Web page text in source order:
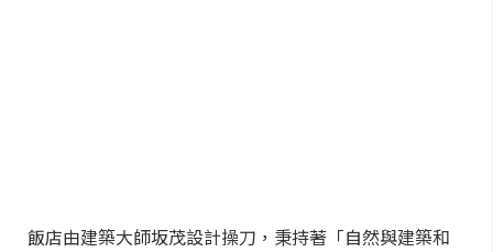
飯店由建築大師坂茂設計操刀，秉持著「自然與建築和